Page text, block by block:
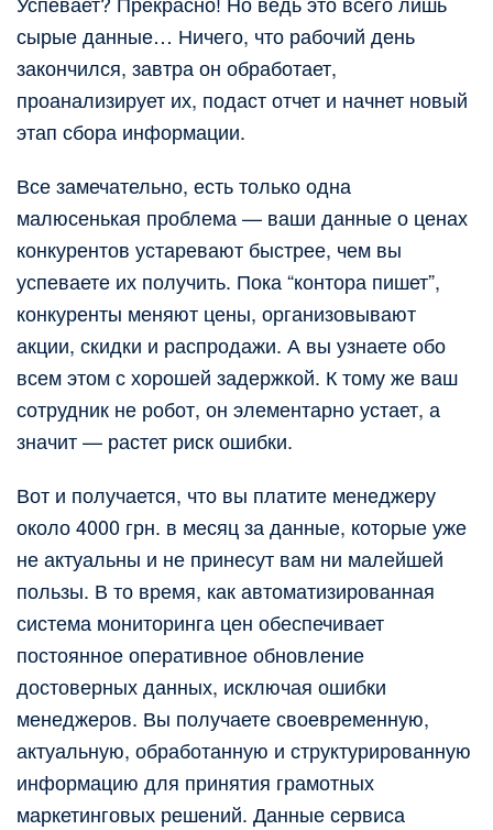
сырые данные… Ничего, что рабочий день
закончился, завтра он обработает,
проанализирует их, подаст отчет и начнет новый
этап сбора информации.
Все замечательно, есть только одна
малюсенькая проблема — ваши данные о ценах
конкурентов устаревают быстрее, чем вы
успеваете их получить. Пока “контора пишет”,
конкуренты меняют цены, организовывают
акции, скидки и распродажи. А вы узнаете обо
всем этом с хорошей задержкой. К тому же ваш
сотрудник не робот, он элементарно устает, а
значит — растет риск ошибки.
Вот и получается, что вы платите менеджеру
около 4000 грн. в месяц за данные, которые уже
не актуальны и не принесут вам ни малейшей
пользы. В то время, как автоматизированная
система мониторинга цен обеспечивает
постоянное оперативное обновление
достоверных данных, исключая ошибки
менеджеров. Вы получаете своевременную,
актуальную, обработанную и структурированную
информацию для принятия грамотных
маркетинговых решений. Данные сервиса